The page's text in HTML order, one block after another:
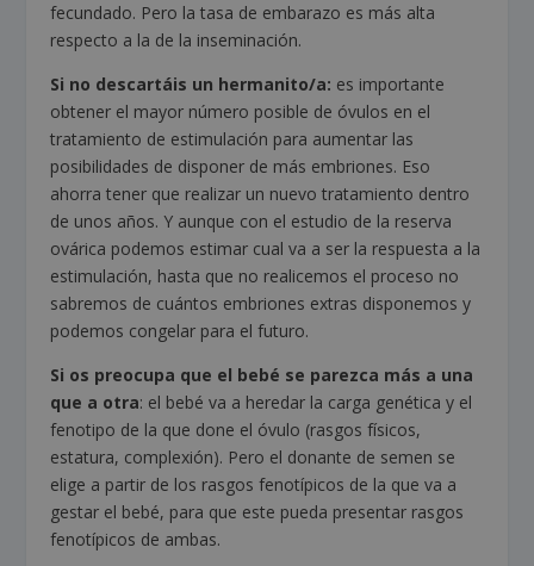
fecundado. Pero la tasa de embarazo es más alta
respecto a la de la inseminación.
Si no descartáis un hermanito/a: es importante
obtener el mayor número posible de óvulos en el
tratamiento de estimulación para aumentar las
posibilidades de disponer de más embriones. Eso
ahorra tener que realizar un nuevo tratamiento dentro
de unos años. Y aunque con el estudio de la reserva
ovárica podemos estimar cual va a ser la respuesta a la
estimulación, hasta que no realicemos el proceso no
sabremos de cuántos embriones extras disponemos y
podemos congelar para el futuro.
Si os preocupa que el bebé se parezca más a una
que a otra: el bebé va a heredar la carga genética y el
fenotipo de la que done el óvulo (rasgos físicos,
estatura, complexión). Pero el donante de semen se
elige a partir de los rasgos fenotípicos de la que va a
gestar el bebé, para que este pueda presentar rasgos
fenotípicos de ambas.